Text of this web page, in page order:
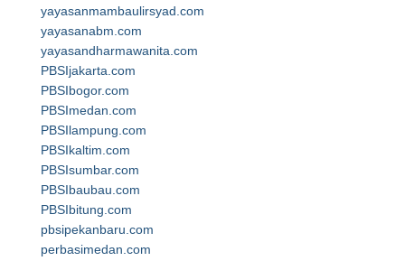
yayasanmambaulirsyad.com
yayasanabm.com
yayasandharmawanita.com
PBSIjakarta.com
PBSIbogor.com
PBSImedan.com
PBSIlampung.com
PBSIkaltim.com
PBSIsumbar.com
PBSIbaubau.com
PBSIbitung.com
pbsipekanbaru.com
perbasimedan.com